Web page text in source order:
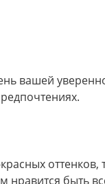
вашей
нравится быть